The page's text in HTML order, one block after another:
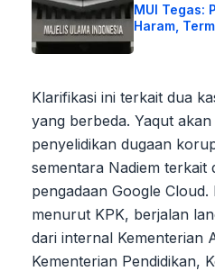
MUI Tegas:
Haram,
Klarifikasi ini terkait dua
yang berbeda. Yaqut
penyelidikan dugaan
sementara Nadiem terkait
pengadaan Google
menurut KPK, berjalan
dari internal Kementerian
Kementerian Pendidikan,